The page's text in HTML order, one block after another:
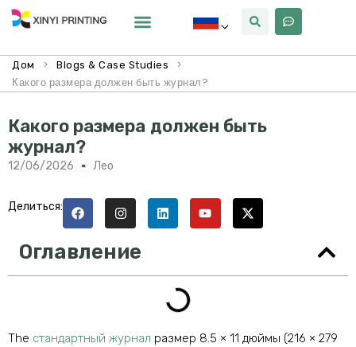
Дом > Blogs & Case Studies
>
Какого размера должен быть журнал?
Какого размера должен быть
журнал?
12/06/2026 Лео
Делиться:
Оглавление
The стандартный журнал размер 8.5 × 11 дюймы (216 × 279